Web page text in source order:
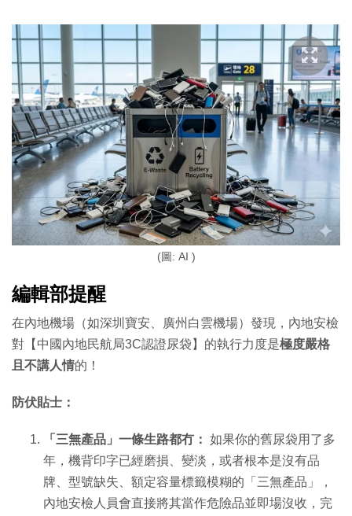
(圖: AI )
編輯部提醒
在內地機場（如深圳寶安、廣州白雲機場）發現，內地安檢
對【中國內地民航局3C認證尿袋】的執行力度是極度嚴格
且不講人情的！
防伏貼士：
「三無產品」一條生路都冇： 如果你的舊尿袋用了多
年，機背印字已經磨損、變淡，或者根本是沒有品
牌、型號缺失、額定容量標籤模糊的「三無產品」，
內地安檢人員會直接將其當作危險品並即場沒收，完